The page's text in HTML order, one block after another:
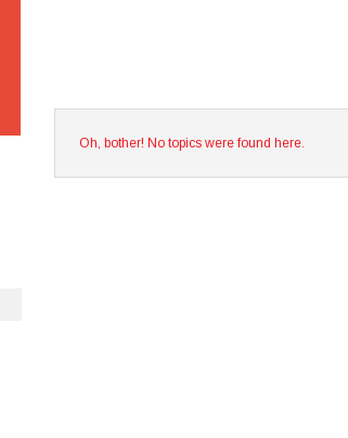
Oh, bother! No topics were found here.